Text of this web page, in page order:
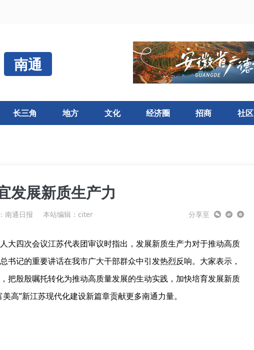
南通
长三角 地方 文化 经济圈 招商 社区
发展新质生产力
南通日报 本站编辑：citer 分享至
大四次会议江苏代表团审议时指出，发展新质生产力对于推动高质
书记的重要讲话在我市广大干部群众中引发热烈反响。大家表示，
把殷殷嘱托转化为推动高质量发展的生动实践，加快培育发展新质
高”新江苏现代化建设新篇章贡献更多南通力量。